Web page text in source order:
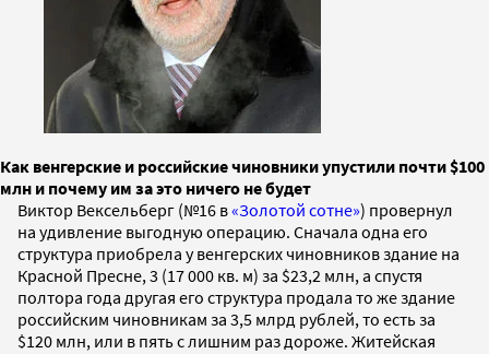
Как венгерские и российские чиновники упустили почти $100
млн и почему им за это ничего не будет
Виктор Вексельберг (№16 в«Золотой сотне») провернул
на удивление выгодную операцию. Сначала одна его
структура приобрела у венгерских чиновников здание на
Красной Пресне, 3 (17 000 кв. м) за $23,2 млн, а спустя
полтора года другая его структура продала то же здание
российским чиновникам за 3,5 млрд рублей, то есть за
$120 млн, или в пять с лишним раз дороже. Житейская